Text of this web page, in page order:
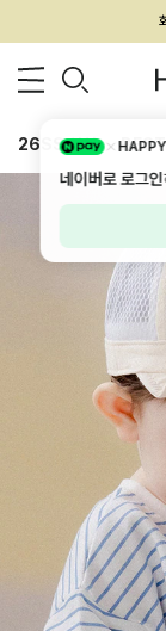
26SS 신상 BEST
네이버로 로그인